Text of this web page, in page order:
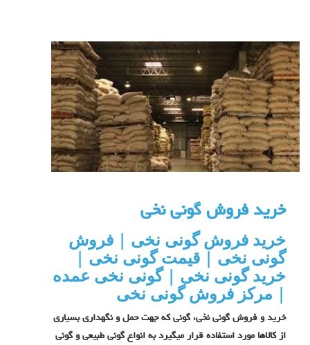
خرید فروش گونی نخی
خرید فروش گونی نخی | فروش
گونی نخی | قیمت گونی نخی |
خرید گونی نخی | گونی نخی عمده
| مرکز فروش گونی نخی
خرید و فروش گونی نخی، گونی که جهت حمل و نگهداری بسیاری
از کالاها مورد استفاده قرار میگیرد به انواع گونی طبیعی و گونی